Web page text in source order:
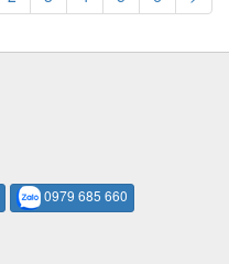
0979 685 660